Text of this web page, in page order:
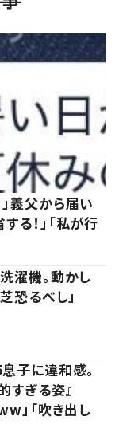
義父から届い
る！」「私が行
濯機。動かし
恐るべし」
子に違和感。
すぎる姿』
」「吹き出し